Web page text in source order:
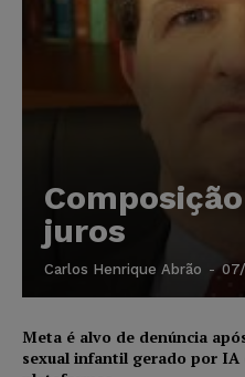
juros
Carlos Henrique Abrão -
Meta é alvo de denúncia
sexual infantil gerado por IA